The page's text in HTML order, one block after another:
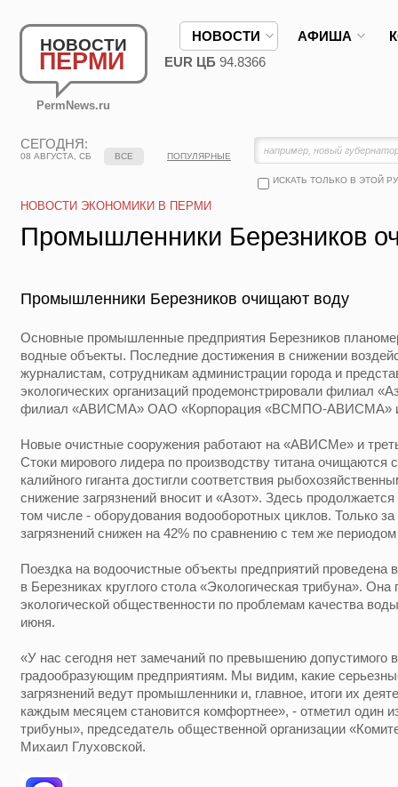
НОВОСТИ
ПЕРМИ
PermNews.ru
НОВОСТИ АФИША
EUR ЦБ 94.8366
СЕГОДНЯ:
08 АВГУСТА, СБ
ИСКАТЬ ТОЛЬКО В ЭТОЙ
ВСЕ ПОПУЛЯРНЫЕ
НОВОСТИ ЭКОНОМИКИ В ПЕРМИ
Промышленники Березников
Промышленники Березников очищают воду
Основные промышленные предприятия Березников
водные объекты. Последние достижения в снижении
журналистам, сотрудникам администрации города и
экологических организаций продемонстрировали
филиал «АВИСМА» ОАО «Корпорация «ВСМПО-АВИСМА»
Новые очистные сооружения работают на «АВИСМе» и
Стоки мирового лидера по производству титана очищаются
калийного гиганта достигли соответствия
снижение загрязнений вносит и «Азот». Здесь
том числе - оборудования водооборотных циклов. Только за
загрязнений снижен на 42% по сравнению с тем же
Поездка на водоочистные объекты предприятий проведена
в Березниках круглого стола «Экологическая трибуна». Она
экологической общественности по проблемам качества
июня.
«У нас сегодня нет замечаний по превышению допустимого
градообразующим предприятиям. Мы видим, какие
загрязнений ведут промышленники и, главное, итоги их
каждым месяцем становится комфортнее», - отметил один
трибуны», председатель общественной организации
Михаил Глуховской.